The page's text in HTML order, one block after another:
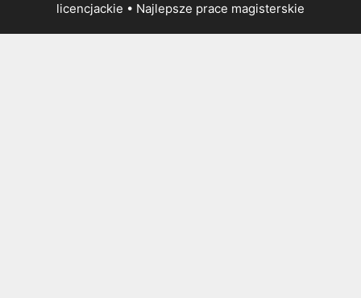
licencjackie • Najlepsze prace magisterskie